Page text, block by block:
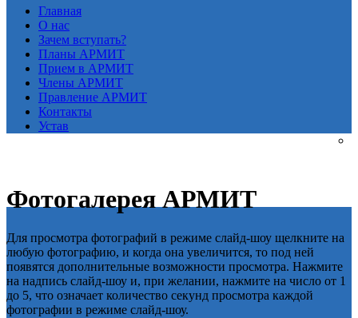
Главная
О нас
Зачем вступать?
Планы АРМИТ
Прием в АРМИТ
Члены АРМИТ
Правление АРМИТ
Контакты
Устав
Фотогалерея АРМИТ
Для просмотра фотографий в режиме слайд-шоу щелкните на
любую фотографию, и когда она увеличится, то под ней
появятся дополнительные возможности просмотра. Нажмите
на надпись слайд-шоу и, при желании, нажмите на число от 1
до 5, что означает количество секунд просмотра каждой
фотографии в режиме слайд-шоу.